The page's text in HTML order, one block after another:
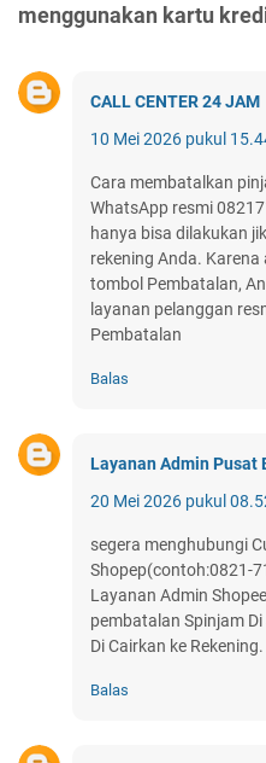
menggunakan kartu
CALL CENTER 24 JAM
10 Mei 2026 pukul
Cara membatalkan
WhatsApp resmi
hanya bisa dilakukan
rekening Anda.
tombol Pembatalan,
layanan pelanggan
Pembatalan
Balas
Layanan Admin Pusat
20 Mei 2026 pukul
segera menghubungi
Shopep(contoh:0821-
Layanan Admin
pembatalan Spinjam
Di Cairkan ke Rekening.
Balas